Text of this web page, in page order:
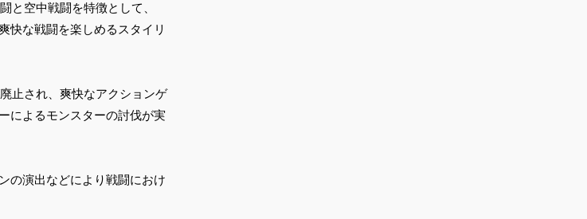
と空中戦闘を特徴として、
快な戦闘を楽しめるスタイリ
止され、爽快なアクションゲ
によるモンスターの討伐が実
の演出などにより戦闘におけ